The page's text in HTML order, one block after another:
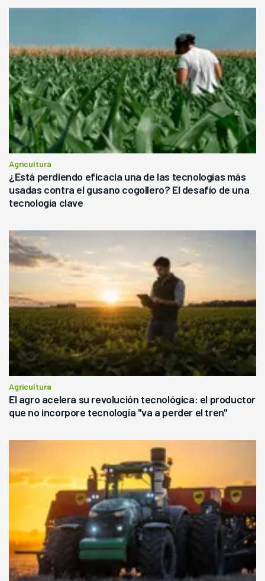
Agricultura
¿Está perdiendo eficacia una de las tecnologías más
usadas contra el gusano cogollero? El desafío de una
tecnología clave
Agricultura
El agro acelera su revolución tecnológica: el productor
que no incorpore tecnología "va a perder el tren"